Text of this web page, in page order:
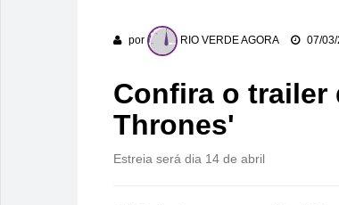
por RIO VERDE AGORA 07/
Confira o trailer
Thrones'
Estreia será dia 14 de abril